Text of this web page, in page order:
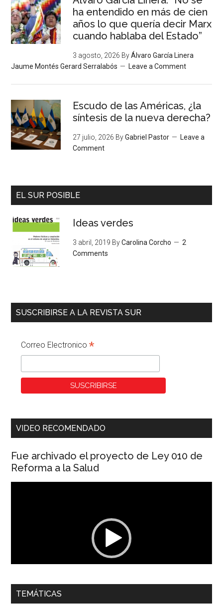
ha entendido en más de cien
años lo que quería decir Marx
cuando hablaba del Estado”
3 agosto, 2026 ByÁlvaro García Linera
Jaume Montés Gerard Serralabós
Leave a Comment
Escudo de las Américas, ¿la
síntesis de la nueva derecha?
27 julio, 2026 ByGabriel Pastor
Leave a
Comment
EL SUR POSIBLE
Ideas verdes
3 abril, 2019 ByCarolina Corcho
2
Comments
SUSCRIBIRSE A LA REVISTA SUR
Correo Electronico*
VIDEO RECOMENDADO
Fue archivado el proyecto de Ley 010 de
Reforma a la Salud
00:00 01:04
Dra. Carolina Corcho Mejía,Presidenta Corporación
TEMÁTICAS